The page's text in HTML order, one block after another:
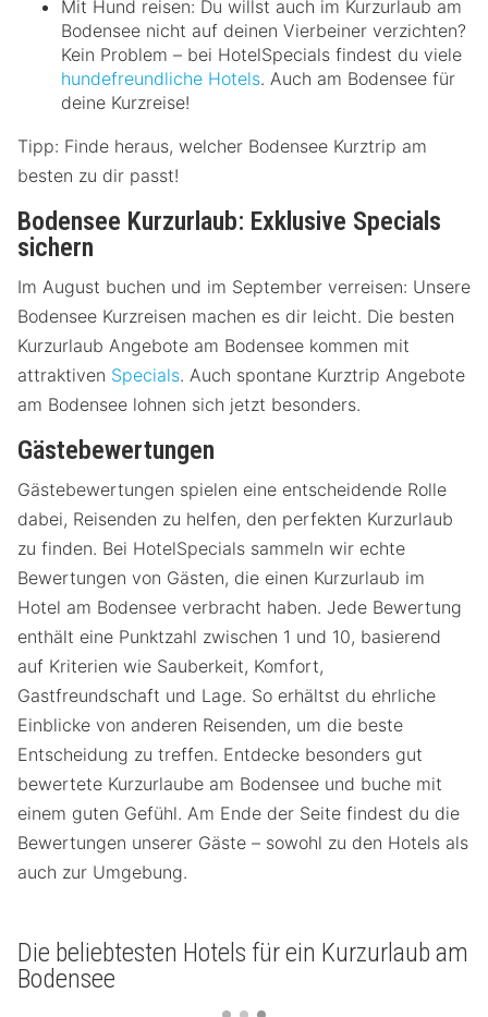
Mit Hund reisen: Du willst auch im Kurzurlaub am
Bodensee nicht auf deinen Vierbeiner verzichten?
Kein Problem – bei HotelSpecials findest du viele
hundefreundliche Hotels. Auch am Bodensee für
deine Kurzreise!
Tipp: Finde heraus, welcher Bodensee Kurztrip am
besten zu dir passt!
Bodensee Kurzurlaub: Exklusive Specials
sichern
Im August buchen und im September verreisen: Unsere
Bodensee Kurzreisen machen es dir leicht. Die besten
Kurzurlaub Angebote am Bodensee kommen mit
attraktiven Specials. Auch spontane Kurztrip Angebote
am Bodensee lohnen sich jetzt besonders.
Gästebewertungen
Gästebewertungen spielen eine entscheidende Rolle
dabei, Reisenden zu helfen, den perfekten Kurzurlaub
zu finden. Bei HotelSpecials sammeln wir echte
Bewertungen von Gästen, die einen Kurzurlaub im
Hotel am Bodensee verbracht haben. Jede Bewertung
enthält eine Punktzahl zwischen 1 und 10, basierend
auf Kriterien wie Sauberkeit, Komfort,
Gastfreundschaft und Lage. So erhältst du ehrliche
Einblicke von anderen Reisenden, um die beste
Entscheidung zu treffen. Entdecke besonders gut
bewertete Kurzurlaube am Bodensee und buche mit
einem guten Gefühl. Am Ende der Seite findest du die
Bewertungen unserer Gäste – sowohl zu den Hotels als
auch zur Umgebung.
Die beliebtesten Hotels für ein Kurzurlaub am
Bodensee